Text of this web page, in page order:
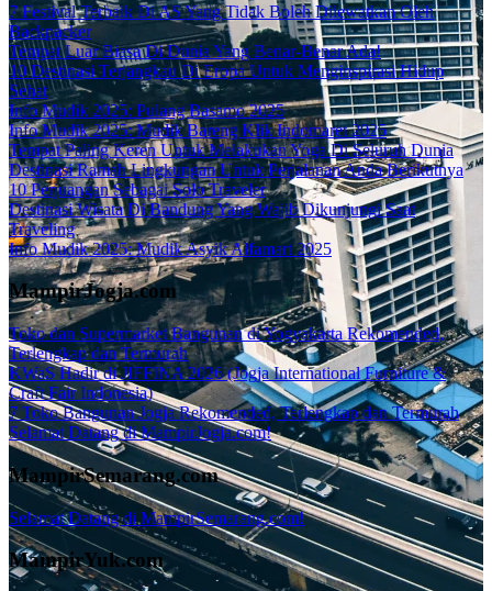
7 Festival Terbaik Di AS Yang Tidak Boleh Dilewatkan Oleh
Backpacker
Tempat Luar Biasa Di Dunia Yang Benar-Benar Ada!
10 Destinasi Terjangkau Di Eropa Untuk Menginspirasi Hidup
Sehat
Info Mudik 2025: Pulang Basamo 2025
Info Mudik 2025: Mudik Bareng Klik Indomaret 2025
Tempat Paling Keren Untuk Melakukan Yoga Di Seluruh Dunia
Destinasi Ramah Lingkungan Untuk Perjalanan Anda Berikutnya
10 Perjuangan Sebagai Solo Traveler
Destinasi Wisata Di Bandung Yang Wajib Dikunjungi Saat
Traveling
Info Mudik 2025: Mudik Asyik Alfamart 2025
MampirJogja.com
Toko dan Supermarket Bangunan di Yogyakarta Rekomended,
Terlengkap dan Termurah
KWaS Hadir di JIFFINA 2026 (Jogja International Furniture &
Craft Fair Indonesia)
7 Toko Bangunan Jogja Rekomended, Terlengkap dan Termurah
Selamat Datang di MampirJogja.com!
MampirSemarang.com
Selamat Datang di MampirSemarang.com!
MampirYuk.com